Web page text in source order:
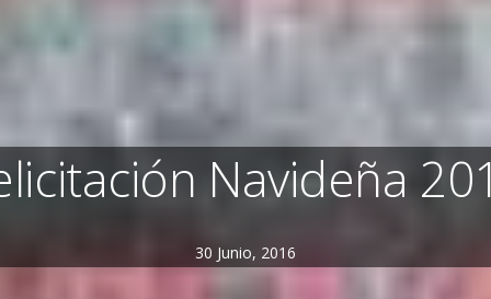
Navideña
30 Junio, 2016